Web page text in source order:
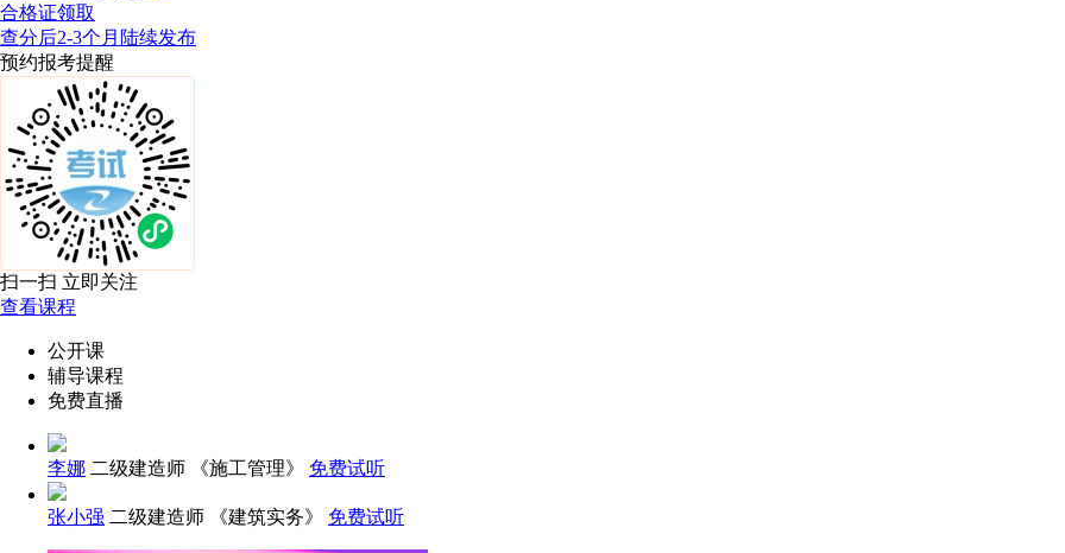
合格证领取
查分后2-3个月陆续发布
预约报考提醒
扫一扫 立即关注
查看课程
公开课
辅导课程
免费直播
李娜 二级建造师 《施工管理》 免费试听
张小强 二级建造师 《建筑实务》 免费试听